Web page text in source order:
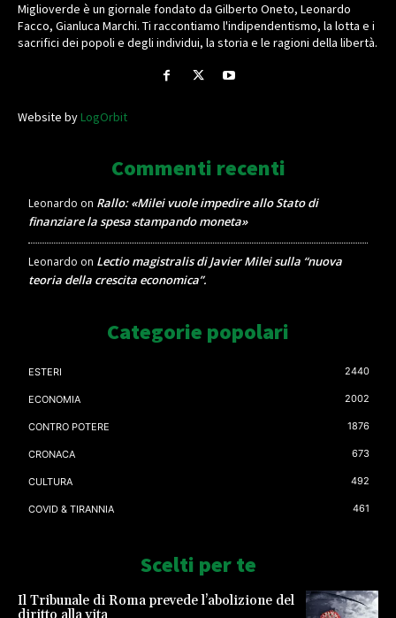
Miglioverde è un giornale fondato da Gilberto Oneto, Leonardo
Facco, Gianluca Marchi. Ti raccontiamo l'indipendentismo, la lotta e i
sacrifici dei popoli e degli individui, la storia e le ragioni della libertà.
Website byLogOrbit
Commenti recenti
Leonardo on Rallo: «Milei vuole impedire allo Stato di
finanziare la spesa stampando moneta»
Leonardo on Lectio magistralis di Javier Milei sulla “nuova
teoria della crescita economica”.
Categorie popolari
ESTERI 2440
ECONOMIA 2002
CONTRO POTERE 1876
CRONACA 673
CULTURA 492
COVID & TIRANNIA 461
Scelti per te
Il Tribunale di Roma prevede l’abolizione del